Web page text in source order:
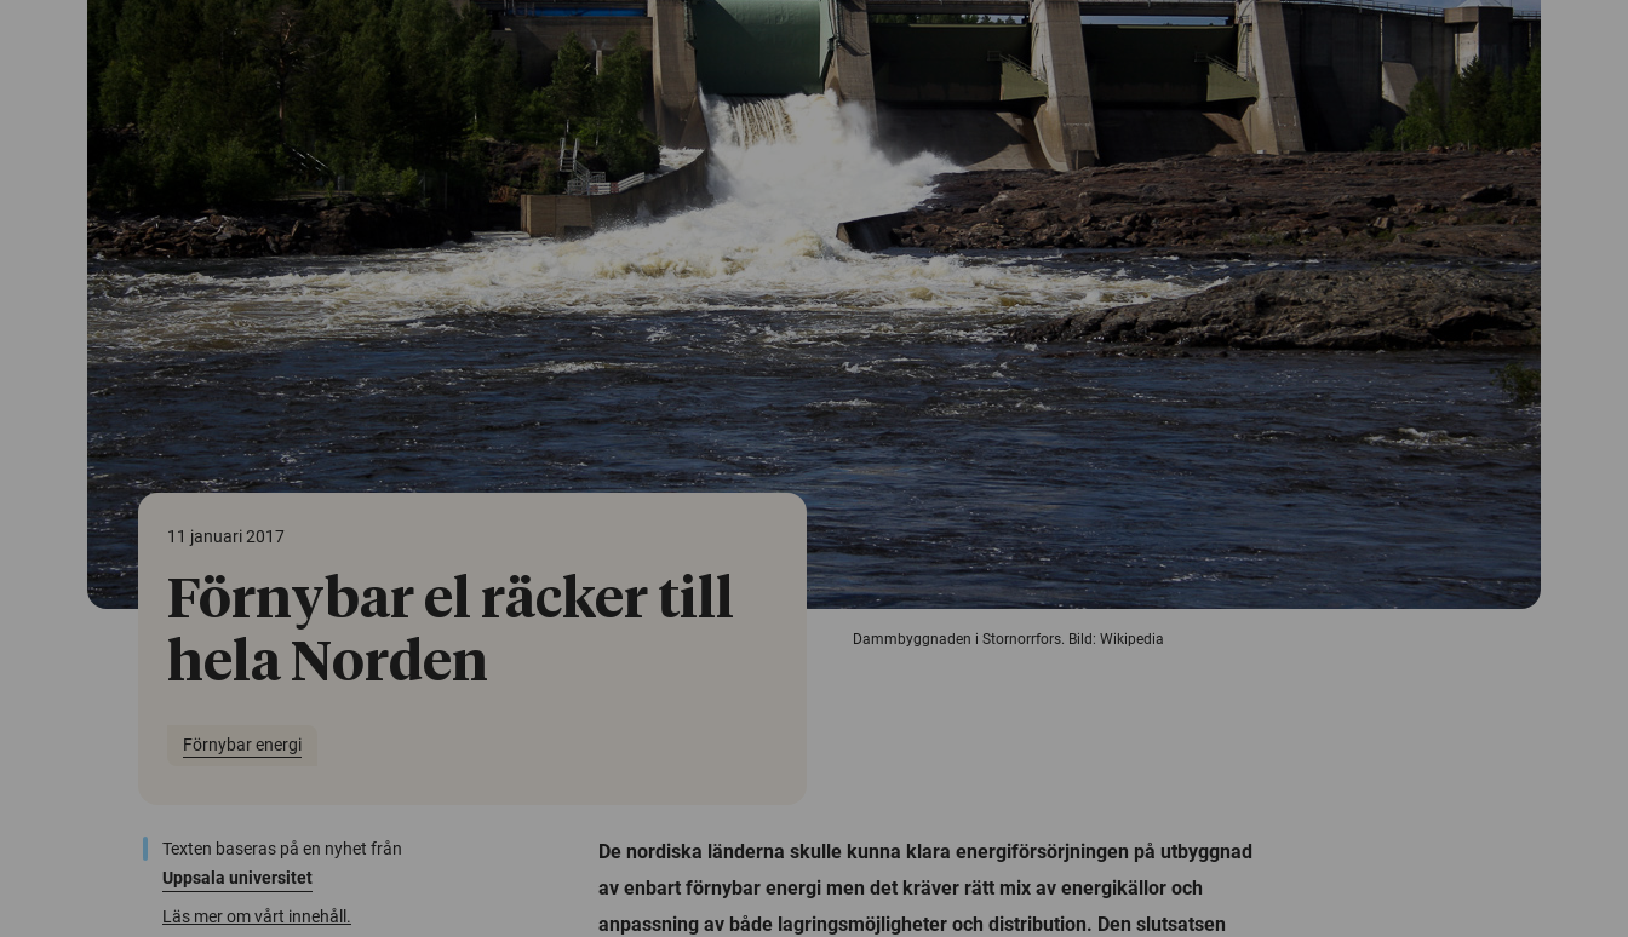
Dammbyggnaden i Stornorrfors. Bild: Wikipedia
11 januari 2017
Förnybar el räcker till
hela Norden
Förnybar energi
Texten baseras på en nyhet från
Uppsala universitet
Läs mer om vårt innehåll.
De nordiska länderna skulle kunna klara energiförsörjningen på utbyggnad
av enbart förnybar energi men det kräver rätt mix av energikällor och
anpassning av både lagringsmöjligheter och distribution. Den slutsatsen